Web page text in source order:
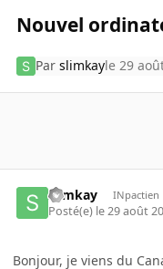
Nouvel
Parslimkayle 29
slimkay INpactien
Posté(e) le 29 août
Bonjour, je viens du